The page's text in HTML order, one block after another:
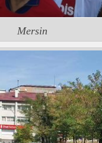
Mersin